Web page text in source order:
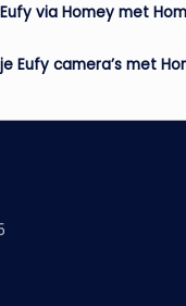
via Homey met
Eufy camera’s met